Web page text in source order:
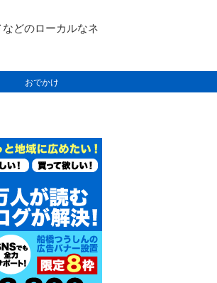
どのローカルなネ
おでかけ